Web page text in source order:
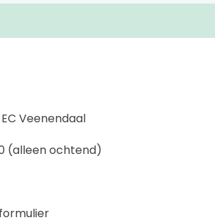
Veenendaal
(alleen ochtend)